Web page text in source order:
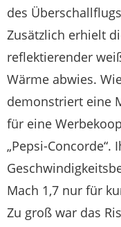
des
Zusätzlich erhielt
reflektierender
Wärme abwies.
demonstriert eine
für eine
„Pepsi-
Mach 1,7 nur für
Zu groß war das